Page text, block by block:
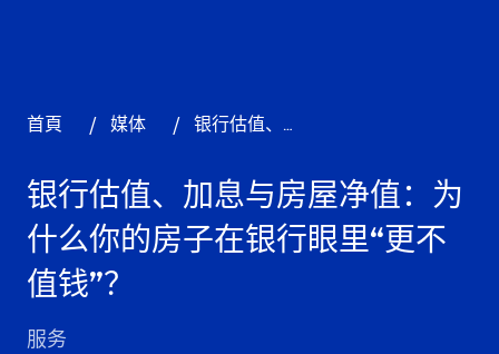
首頁 / 媒体 / 银行估值、加息与房屋净值：为什么你的房子在银行眼里“更不值钱”？
银行估值、加息与房屋净值：为
什么你的房子在银行眼里“更不
值钱”？
服务